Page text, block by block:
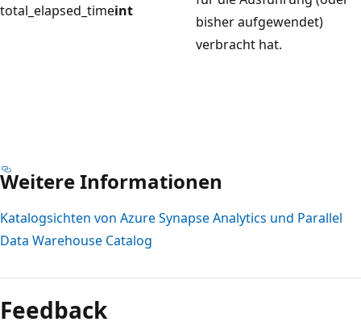
total_elapsed_timeint
bisher aufgewendet)
verbracht hat.
Weitere Informationen
Katalogsichten von Azure Synapse Analytics und Parallel
Data Warehouse Catalog
deaktiviert
Feedback